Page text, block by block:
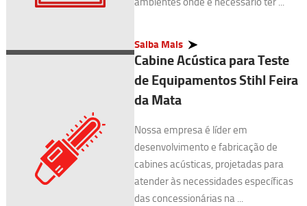
Saiba Mais
Cabine Acústica para Teste
de Equipamentos Stihl Feira
da Mata
Nossa empresa é líder em
desenvolvimento e fabricação de
cabines acústicas, projetadas para
atender às necessidades específicas
das concessionárias na ...